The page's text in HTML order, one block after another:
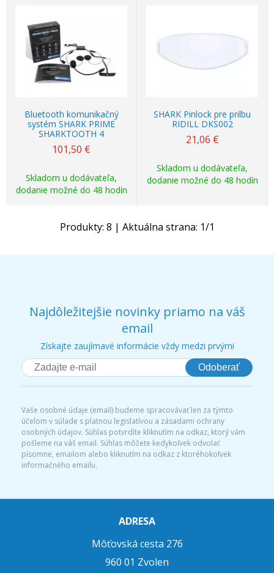
Bluetooth komunikačný
systém SHARK PRIME
SHARKTOOTH 4
101,50 €
Skladom u dodávateľa,
dodanie možné do 48 hodín
SHARK Pinlock pre prilbu
RIDILL DKS002
21,06 €
Skladom u dodávateľa,
dodanie možné do 48 hodín
Produkty: 8 | Aktuálna strana: 1/1
Najdôležitejšie novinky priamo na váš
email
Získajte zaujímavé informácie vždy medzi prvými
Odoberať
Vaše osobné údaje (email) budeme spracovávať len za týmto
účelom v súlade s platnou legislatívou a zásadami ochrany
osobných údajov. Súhlas potvrdíte kliknutím na odkaz, ktorý vám
pošleme na váš email. Súhlas môžete kedykoľvek odvolať
písomne, emailom alebo kliknutím na odkaz z ktoréhokoľvek
informačného emailu.
ADRESA
Môťovská cesta 276
960 01 Zvolen